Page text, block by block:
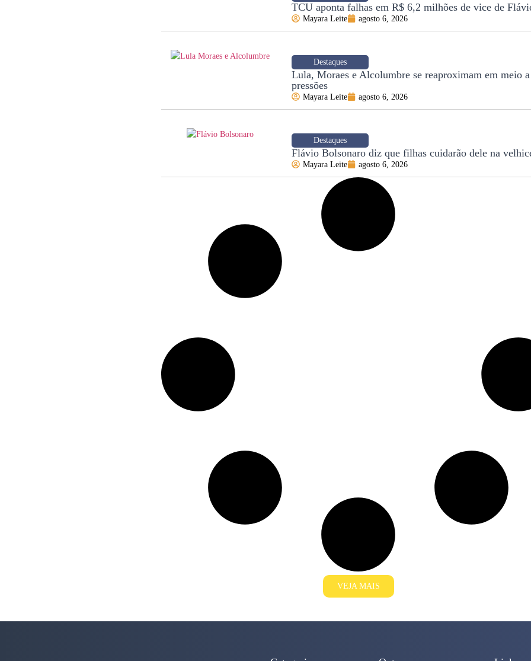
TCU aponta falhas em R$ 6,2 milhões de vice de
Mayara Leite agosto 6, 2026
Destaques
Lula, Moraes e Alcolumbre se reaproximam em meio a
pressões
Mayara Leite agosto 6, 2026
Destaques
Flávio Bolsonaro diz que filhas cuidarão dele na
Mayara Leite agosto 6, 2026
VEJA MAIS